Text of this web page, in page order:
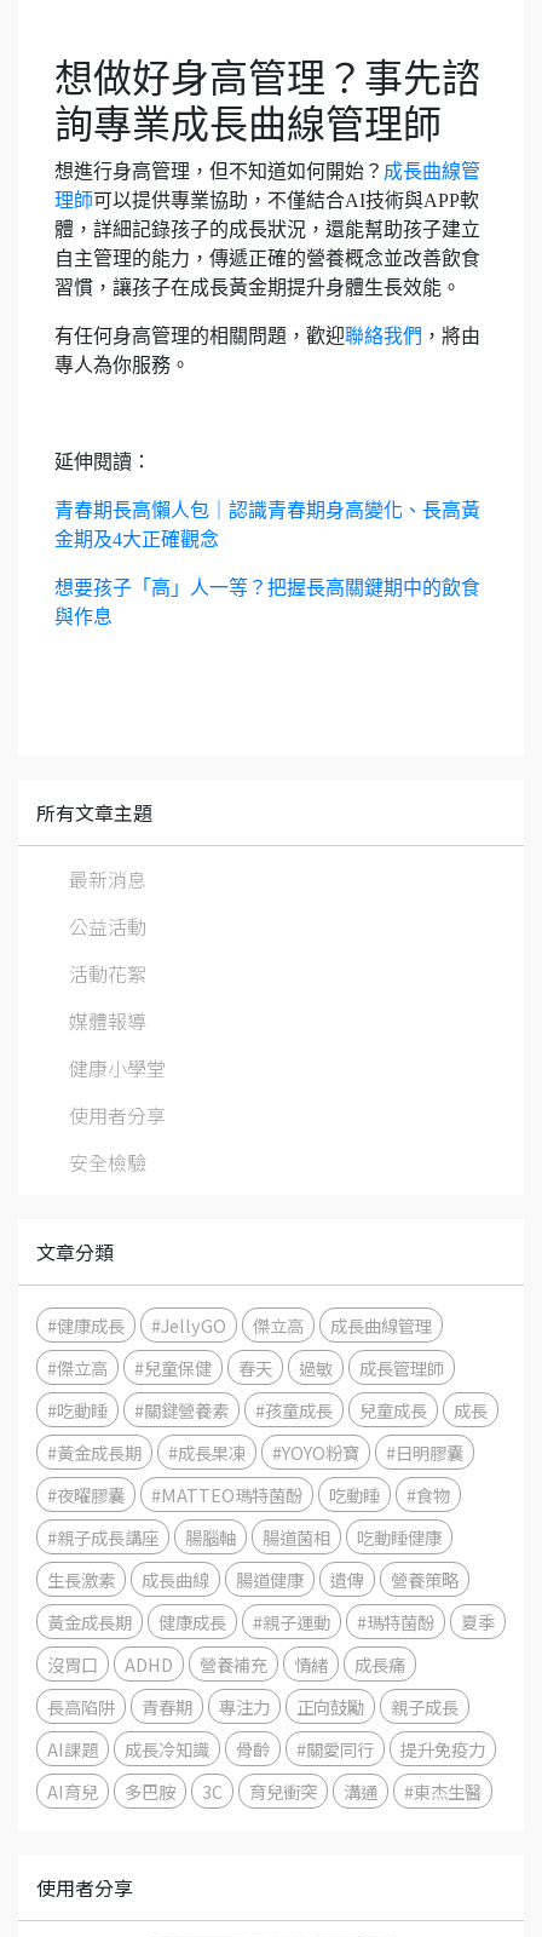
想做好身高管理？事先諮
詢專業成長曲線管理師
想進行身高管理，但不知道如何開始？ 成長曲線管
理師可以提供專業協助，不僅結合AI技術與APP軟
體，詳細記錄孩子的成長狀況，還能幫助孩子建立
自主管理的能力，傳遞正確的營養概念並改善飲食
習慣，讓孩子在成長黃金期提升身體生長效能。
有任何身高管理的相關問題，歡迎聯絡我們 ，將由
專人為你服務。
延伸閱讀：
青春期長高懶人包｜認識青春期身高變化、長高黃
金期及4大正確觀念
想要孩子「高」人一等？把握長高關鍵期中的飲食
與作息
所有文章主題
最新消息
公益活動
活動花絮
媒體報導
健康小學堂
使用者分享
安全檢驗
文章分類
#健康成長 #JellyGO 傑立高
成長曲線管理
#傑立高
#兒童保健 春天 過敏
成長管理師
#吃動睡
#關鍵營養素 #孩童成長 兒童成長
成長
#黃金成長期
#成長果凍 #YOYO粉寶
#日明膠囊
#夜曜膠囊
#MATTEO瑪特菌酚 吃動睡
#食物
#親子成長講座
腸腦軸 腸道菌相
吃動睡健康
生長激素
成長曲線 腸道健康 遺傳
營養策略
黃金成長期
健康成長 #親子運動 #瑪特菌酚
夏季
沒胃口
ADHD 營養補充 情緒
成長痛
長高陷阱
青春期 專注力 正向鼓勵
親子成長
AI課題
成長冷知識 骨齡 #關愛同行
提升免疫力
AI育兒
多巴胺 3C 育兒衝突 溝通 #東杰生醫
使用者分享